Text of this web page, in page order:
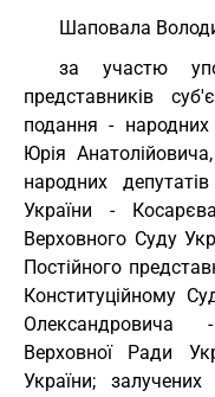
Шаповала
за участю
представників
подання - народних
Юрія
народних
України -
Верховного Суду
Постійного
Конституційному
Олександровича
Верховної Ради
України;